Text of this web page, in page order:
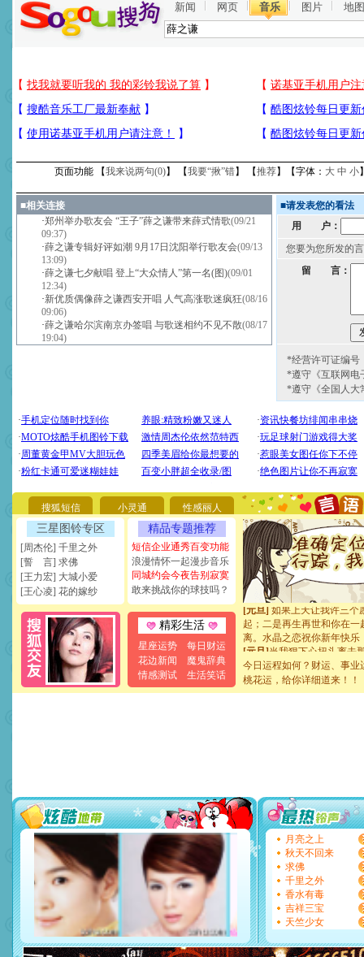
新闻 网页 音乐 图片 地图
页面功能 【我来说两句(0)】 【我要“揪”错】 【推荐】【字体： 大 中 小
■相关连接
·郑州举办歌友会 “王子”薛之谦带来薛式情歌(09/21
09:37)
·薛之谦专辑好评如潮 9月17日沈阳举行歌友会(09/13
13:09)
·薛之谦七夕献唱 登上“大众情人”第一名(图)(09/01
12:34)
·新优质偶像薛之谦西安开唱 人气高涨歌迷疯狂(08/16
09:06)
·薛之谦哈尔滨南京办签唱 与歌迷相约不见不散(08/17
19:04)
■请发表您的看法
用 户：
您要为您所发的
留 言：
*经营许可证编号
*遵守《互联网电
*遵守《全国人大
搜狐短信 小灵通 性感丽人
三星图铃专区
[周杰伦] 千里之外
[誓 言] 求佛
[王力宏] 大城小爱
[王心凌] 花的嫁纱
精品专题推荐
短信企业通秀百变功能
浪漫情怀一起漫步音乐
同城约会今夜告别寂寞
敢来挑战你的球技吗？
精彩生活
星座运势
每日财运
花边新闻
魔鬼辞典
情感测试
生活笑话
[圣诞节] 圣诞节到了，想想
你太多，只有给你五千万
要平安！千万要知足！千
[圣诞节]不只这样的日子才
能正大光明地骚扰你,告诉
天都要快乐噢!
[圣诞节] 奉上一颗祝福的心
如意,快乐,鲜花,一切美好的
[元旦]看到你我会触电；看
断电。爱你是我职业，想
你是我专业！水晶之恋祝你
[元旦]如果上天让我许三个
起；二是再生再世和你在
离。水晶之恋祝你新年快乐
[元旦]当我狠下心扭头离去
卖了。水晶之恋祝你新年快
[春节]风柔雨润好月圆，半
要平安！千万要知足！千万
[圣诞节]不只这样的日子才
能正大光明地骚扰你,告诉
天都要快乐噢!
[圣诞节]奉上一颗祝福的心,
如意,快乐,鲜花,一切美好
[元旦]
看到你我会触电；
断电。爱你是我职业，想
你是我专业！水晶之恋祝你
[元旦]
如果上天让我许三
起；二是再生再世和你在
离。水晶之恋祝你新年快乐
今日运程如何？财运、事业
桃花运，给你详细道来！！
月亮之上
秋天不回来
求佛
千里之外
香水有毒
吉祥三宝
天竺少女